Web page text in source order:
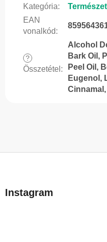
Kategória:
EAN
vonalkód:
?
Összetétel :
Alcohol
Bark Oil,
Peel Oil,
Eugenol,
bInstagram